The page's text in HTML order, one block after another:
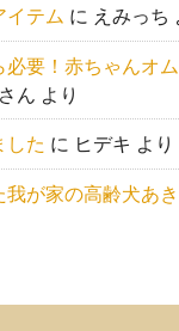
イテム に えみっち
要！赤ちゃんオ
ん より
した に ヒデキ より
我が家の高齢犬あ